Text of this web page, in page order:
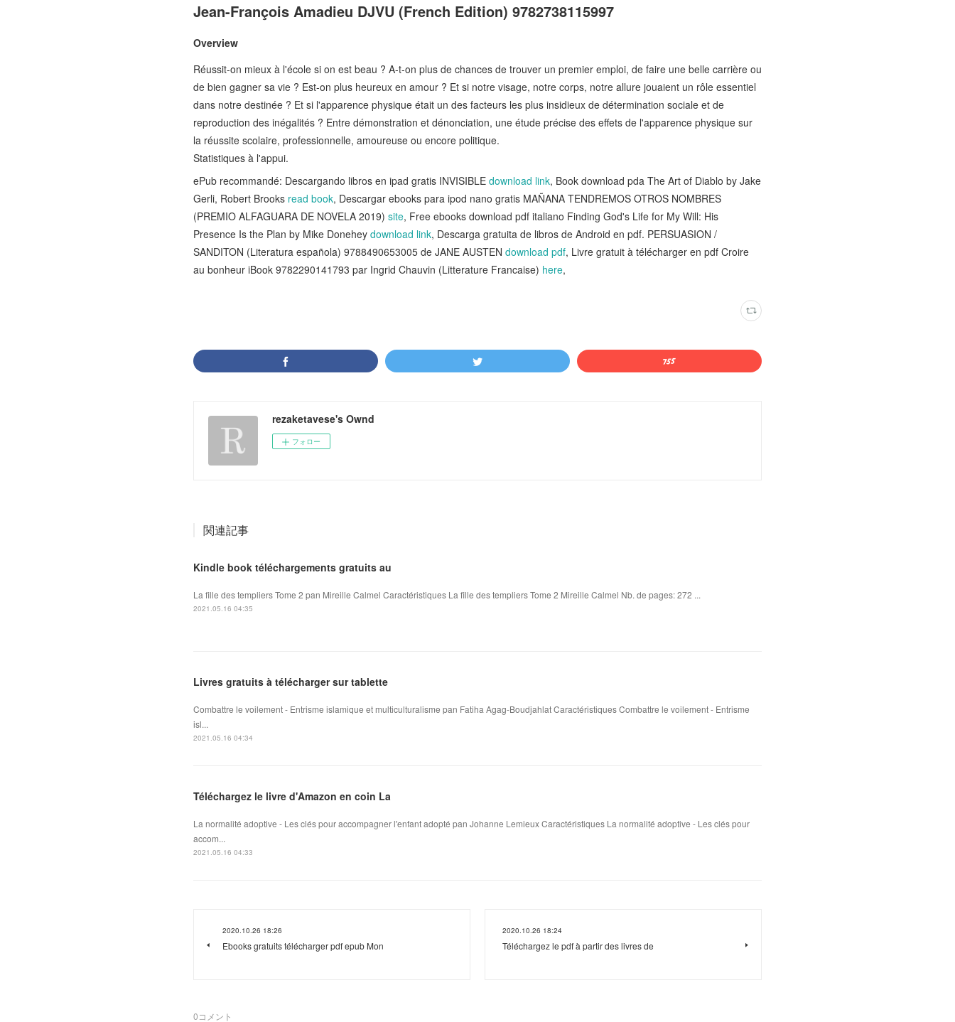
Jean-François Amadieu DJVU (French Edition) 9782738115997
Overview
Réussit-on mieux à l'école si on est beau ? A-t-on plus de chances de trouver un premier emploi, de faire une belle carrière ou
de bien gagner sa vie ? Est-on plus heureux en amour ? Et si notre visage, notre corps, notre allure jouaient un rôle essentiel
dans notre destinée ? Et si l'apparence physique était un des facteurs les plus insidieux de détermination sociale et de
reproduction des inégalités ? Entre démonstration et dénonciation, une étude précise des effets de l'apparence physique sur
la réussite scolaire, professionnelle, amoureuse ou encore politique.
Statistiques à l'appui.
ePub recommandé: Descargando libros en ipad gratis INVISIBLE download link, Book download pda The Art of Diablo by Jake
Gerli, Robert Brooks read book, Descargar ebooks para ipod nano gratis MAÑANA TENDREMOS OTROS NOMBRES
(PREMIO ALFAGUARA DE NOVELA 2019) site, Free ebooks download pdf italiano Finding God's Life for My Will: His
Presence Is the Plan by Mike Donehey download link, Descarga gratuita de libros de Android en pdf. PERSUASION /
SANDITON (Literatura española) 9788490653005 de JANE AUSTEN download pdf, Livre gratuit à télécharger en pdf Croire
au bonheur iBook 9782290141793 par Ingrid Chauvin (Litterature Francaise) here,
rezaketavese's Ownd
フォロー
関連記事
Kindle book téléchargements gratuits au
La fille des templiers Tome 2 pan Mireille Calmel Caractéristiques La fille des templiers Tome 2 Mireille Calmel Nb. de pages: 272 ...
2021.05.16 04:35
Livres gratuits à télécharger sur tablette
Combattre le voilement - Entrisme islamique et multiculturalisme pan Fatiha Agag-Boudjahlat Caractéristiques Combattre le voilement - Entrisme
isl...
2021.05.16 04:34
Téléchargez le livre d'Amazon en coin La
La normalité adoptive - Les clés pour accompagner l'enfant adopté pan Johanne Lemieux Caractéristiques La normalité adoptive - Les clés pour
accom...
2021.05.16 04:33
2020.10.26 18:26
Ebooks gratuits télécharger pdf epub Mon
2020.10.26 18:24
Téléchargez le pdf à partir des livres de
0コメント